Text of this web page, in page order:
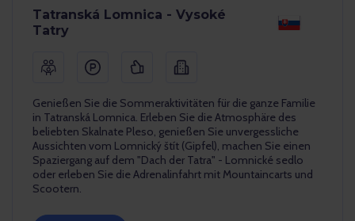
Tatranská Lomnica - Vysoké
Tatry
Genießen Sie die Sommeraktivitäten für die ganze Familie
in Tatranská Lomnica. Erleben Sie die Atmosphäre des
beliebten Skalnate Pleso, genießen Sie unvergessliche
Aussichten vom Lomnický štít (Gipfel), machen Sie einen
Spaziergang auf dem "Dach der Tatra" - Lomnické sedlo
oder erleben Sie die Adrenalinfahrt mit Mountaincarts und
Scootern.